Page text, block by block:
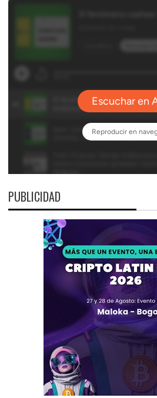
PUBLICIDAD